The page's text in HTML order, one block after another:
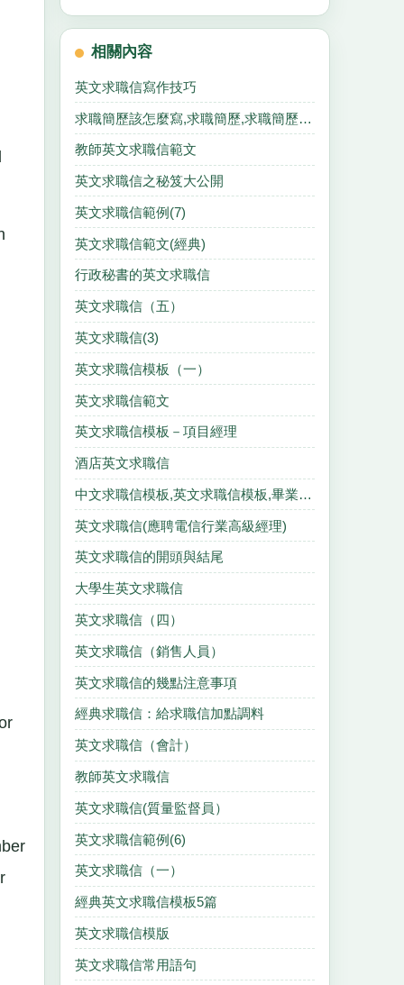
相關內容
英文求職信寫作技巧
求職簡歷該怎麼寫,求職簡歷,求職簡歷,求職簡歷.
教師英文求職信範文
英文求職信之秘笈大公開
英文求職信範例(7)
英文求職信範文(經典)
行政秘書的英文求職信
英文求職信（五）
英文求職信(3)
英文求職信模板（一）
英文求職信範文
英文求職信模板－項目經理
酒店英文求職信
中文求職信模板,英文求職信模板,畢業生求職信模板,個人求職信模板
英文求職信(應聘電信行業高級經理)
英文求職信的開頭與結尾
大學生英文求職信
英文求職信（四）
英文求職信（銷售人員）
英文求職信的幾點注意事項
經典求職信：給求職信加點調料
英文求職信（會計）
教師英文求職信
英文求職信(質量監督員）
英文求職信範例(6)
英文求職信（一）
經典英文求職信模板5篇
英文求職信模版
英文求職信常用語句